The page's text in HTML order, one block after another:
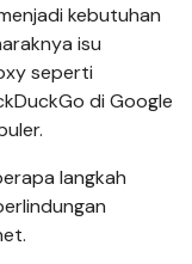
kebutuhan
isu
seperti
di Google
langkah